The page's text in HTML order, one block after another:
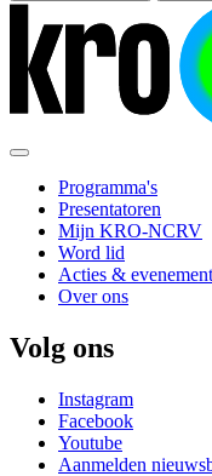
Programma's
Presentatoren
Mijn KRO-NCRV
Word lid
Acties &
Over ons
Volg ons
Instagram
Facebook
Youtube
Aanmelden